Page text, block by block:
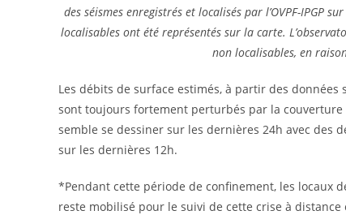
des séismes enregistrés et localisés par l’OVPF-IPGP
localisables ont été représentés sur la carte.
non localisables, en
Les débits de surface estimés, à partir des données
sont toujours fortement perturbés par la
semble se dessiner sur les dernières 24h avec des
sur les dernières 12h.
*Pendant cette période de confinement, les locaux de
reste mobilisé pour le suivi de cette crise à